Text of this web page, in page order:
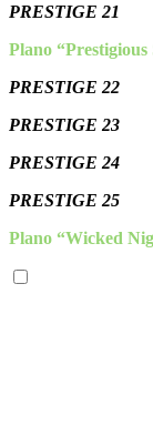
PRESTIGE 21
Plano
PRESTIGE 22
PRESTIGE 23
PRESTIGE 24
PRESTIGE 25
Plano “Wicked